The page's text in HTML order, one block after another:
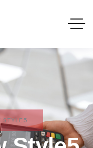
STYLE5